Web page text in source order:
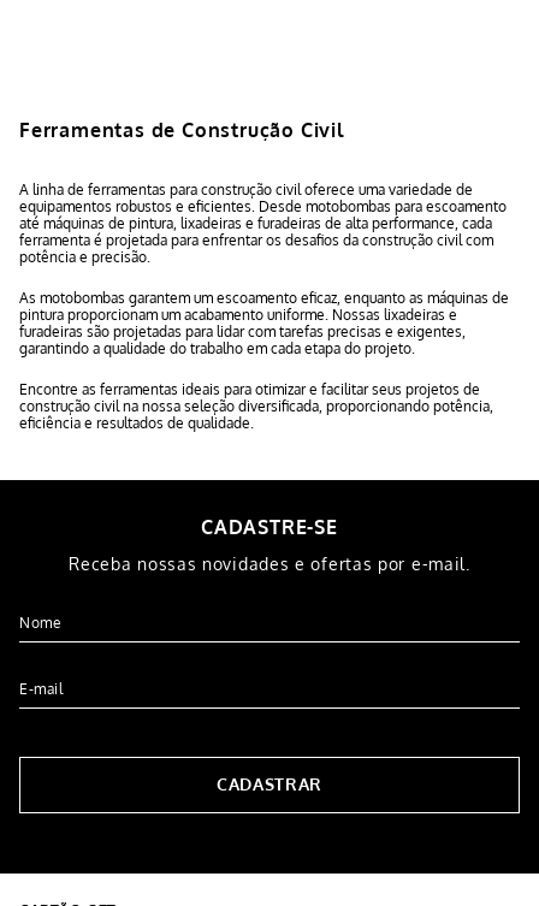
Ferramentas de Construção Civil
A linha de ferramentas para construção civil oferece uma variedade de
equipamentos robustos e eficientes. Desde motobombas para escoamento
até máquinas de pintura, lixadeiras e furadeiras de alta performance, cada
ferramenta é projetada para enfrentar os desafios da construção civil com
potência e precisão.
As motobombas garantem um escoamento eficaz, enquanto as máquinas de
pintura proporcionam um acabamento uniforme. Nossas lixadeiras e
furadeiras são projetadas para lidar com tarefas precisas e exigentes,
garantindo a qualidade do trabalho em cada etapa do projeto.
Encontre as ferramentas ideais para otimizar e facilitar seus projetos de
construção civil na nossa seleção diversificada, proporcionando potência,
eficiência e resultados de qualidade.
CADASTRE-SE
Receba nossas novidades e ofertas por e-mail.
CADASTRAR